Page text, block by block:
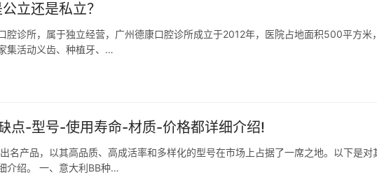
立还是私立？
腔诊所，属于独立经营，广州德康口腔诊所成立于2012年，医院占地面积500平方米
集活动义齿、种植牙、…
点-型号-使用寿命-材质-价格都详细介绍!
名产品，以其高品质、高成活率和多样化的型号在市场上占据了一席之地。以下是对
介绍。 一、意大利BB种…